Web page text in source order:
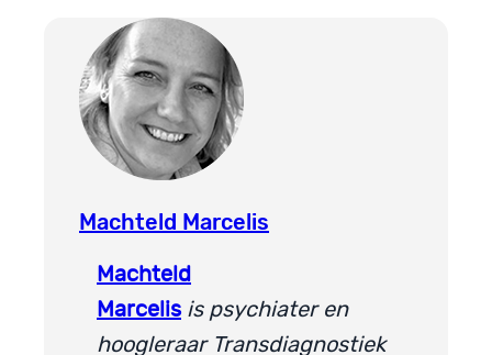
Machteld Marcelis
Machteld
Marcelis is psychiater en
hoogleraar Transdiagnostiek